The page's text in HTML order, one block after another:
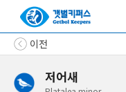
이전
저어새